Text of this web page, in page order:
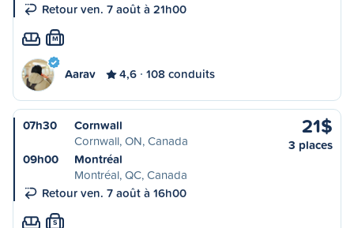
Retour ven. 7 août à 21h00
M
Aarav 4,6 108 conduits
07h30
Cornwall
Cornwall, ON, Canada
09h00
Montréal
Montréal, QC, Canada
Retour ven. 7 août à 16h00
21$
3 places
S